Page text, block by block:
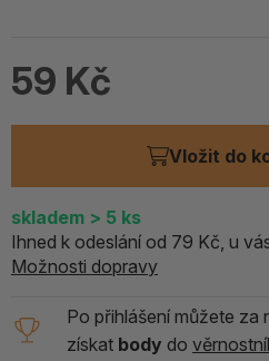
59 Kč
Vložit
skladem > 5 ks
Ihned k odeslání od 79 Kč, u
Možnosti dopravy
Po přihlášení můžete za
získat body do